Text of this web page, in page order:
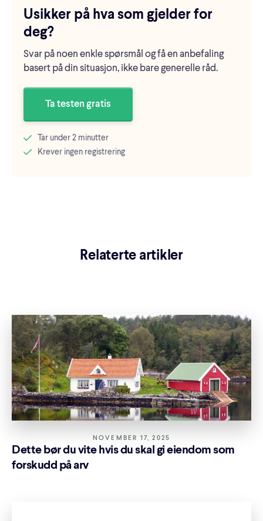
Usikker på hva som gjelder for
deg?
Svar på noen enkle spørsmål og få en anbefaling
basert på din situasjon, ikke bare generelle råd.
Ta testen gratis
Tar under 2 minutter
Krever ingen registrering
Relaterte artikler
NOVEMBER 17, 2025
Dette bør du vite hvis du skal gi eiendom som
forskudd på arv